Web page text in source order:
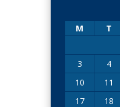
M
T
3
4
10
11
17
18